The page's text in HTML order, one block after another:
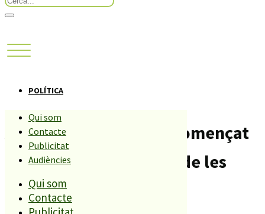
Qui som
Contacte
Publicitat
Audiències
Qui som
Contacte
POLÍTICA
Aquesta matinada ha començat
la campanya electoral de les
eleccions europees.